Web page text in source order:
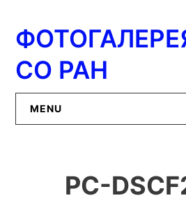
содержимому
СО РАН
MENU
ИЦиГ СО
PC-